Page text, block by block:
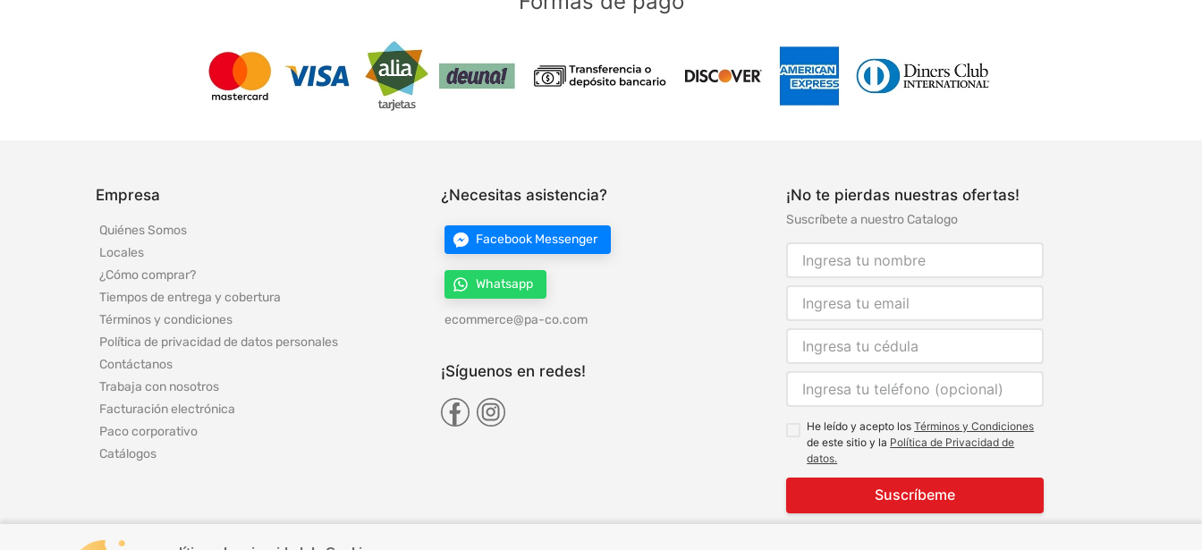
Empresa
Quiénes Somos
Locales
¿Cómo comprar?
Tiempos de entrega y cobertura
Términos y condiciones
Política de privacidad de datos personales
Contáctanos
Trabaja con nosotros
Facturación electrónica
Paco corporativo
Catálogos
¿Necesitas asistencia?
Facebook Messenger
Whatsapp
ecommerce@pa-co.com
¡Síguenos en redes!
¡No te pierdas nuestras ofertas!
Suscríbete a nuestro Catalogo
He leído y acepto losTérminos y Condiciones
de este sitio y la Política de Privacidad de
datos.
Suscríbeme